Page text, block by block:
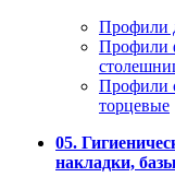
Профили
Профили
Профили
торцевые
05.
накладки,